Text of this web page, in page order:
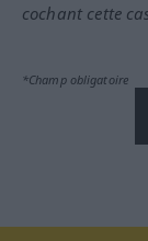
cochant cette
*Champ obligatoire